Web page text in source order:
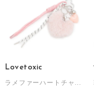
Lovetoxic